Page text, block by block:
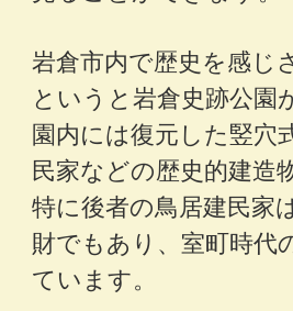
岩倉市内で歴史を感じ
というと岩倉史跡公園
園内には復元した竪穴
民家などの歴史的建造
特に後者の鳥居建民家
財でもあり、室町時代
ています。